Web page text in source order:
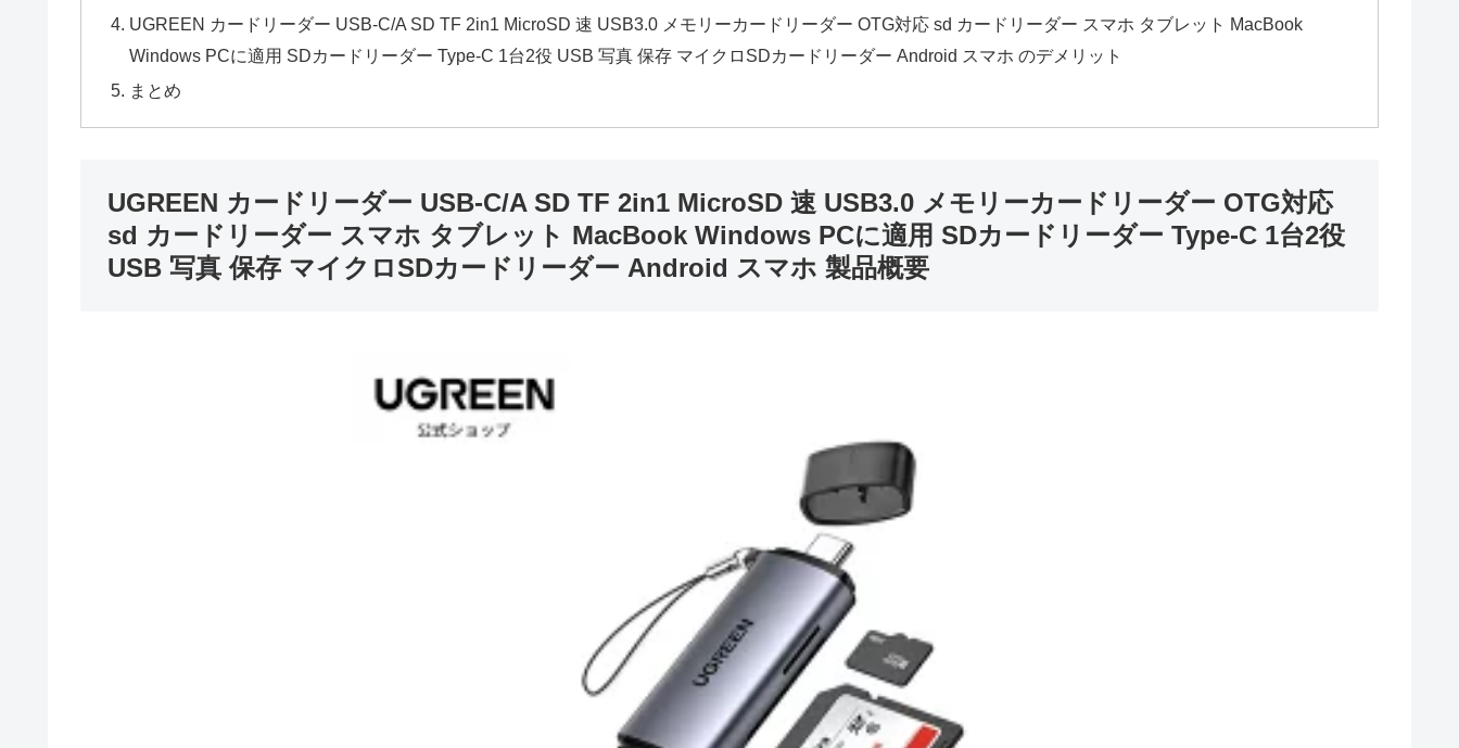
UGREEN カードリーダー USB-C/A SD TF 2in1 MicroSD 速 USB3.0 メモリーカードリーダー OTG対応 sd カードリーダー スマホ タブレット MacBook
Windows PCに適用 SDカードリーダー Type-C 1台2役 USB 写真 保存 マイクロSDカードリーダー Android スマホ のデメリット
まとめ
UGREEN カードリーダー USB-C/A SD TF 2in1 MicroSD 速 USB3.0 メモリーカードリーダー OTG対応
sd カードリーダー スマホ タブレット MacBook Windows PCに適用 SDカードリーダー Type-C 1台2役
USB 写真 保存 マイクロSDカードリーダー Android スマホ 製品概要